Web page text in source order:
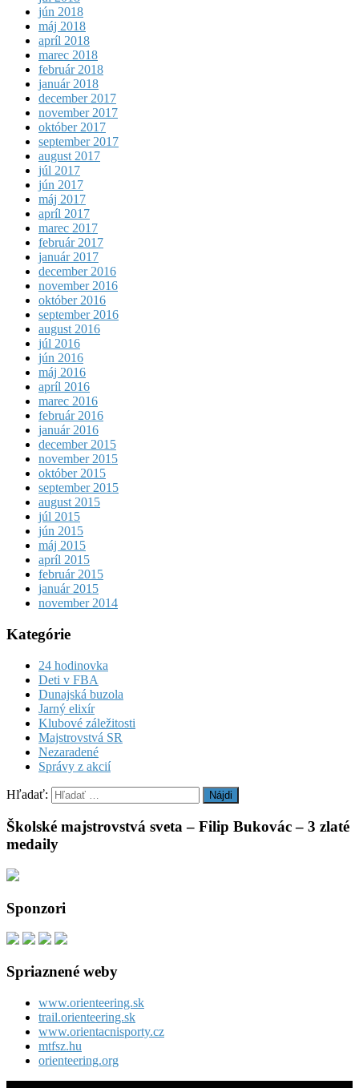
jún 2018
máj 2018
apríl 2018
marec 2018
február 2018
január 2018
december 2017
november 2017
október 2017
september 2017
august 2017
júl 2017
jún 2017
máj 2017
apríl 2017
marec 2017
február 2017
január 2017
december 2016
november 2016
október 2016
september 2016
august 2016
júl 2016
jún 2016
máj 2016
apríl 2016
marec 2016
február 2016
január 2016
december 2015
november 2015
október 2015
september 2015
august 2015
júl 2015
jún 2015
máj 2015
apríl 2015
február 2015
január 2015
november 2014
Kategórie
24 hodinovka
Deti v FBA
Dunajská buzola
Jarný elixír
Klubové záležitosti
Majstrovstvá SR
Nezaradené
Správy z akcií
Hľadať:
Školské majstrovstvá sveta – Filip Bukovác – 3 zlaté
medaily
Sponzori
Spriaznené weby
www.orienteering.sk
trail.orienteering.sk
www.orientacnisporty.cz
mtfsz.hu
orienteering.org